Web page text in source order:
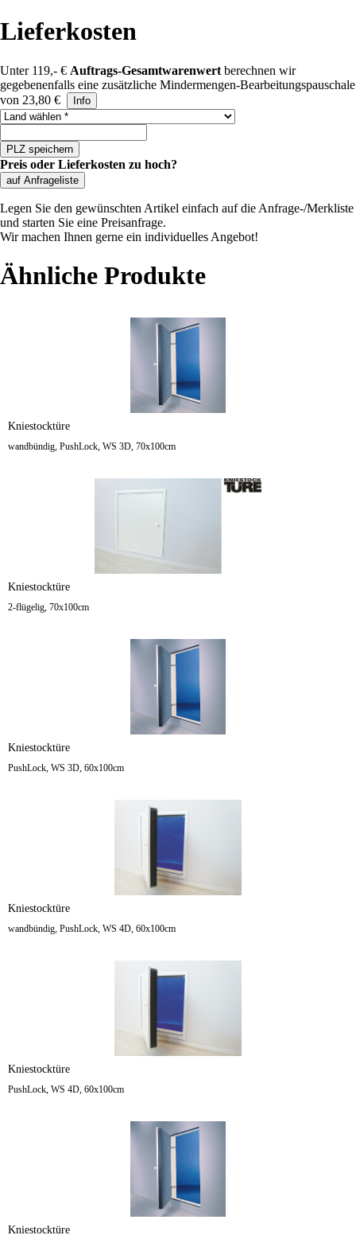
Lieferkosten
Unter 119,- € Auftrags-Gesamtwarenwert berechnen wir
gegebenenfalls eine zusätzliche Mindermengen-Bearbeitungspauschale
von 23,80 €
Info
Land auswählen
PLZ speichern
Preis oder Lieferkosten zu hoch?
auf Anfrageliste
Legen Sie den gewünschten Artikel einfach auf die Anfrage-/Merkliste
und starten Sie eine Preisanfrage.
Wir machen Ihnen gerne ein individuelles Angebot!
Ähnliche Produkte
Kniestocktüre
wandbündig, PushLock, WS 3D, 70x100cm
Kniestocktüre
2-flügelig, 70x100cm
Kniestocktüre
PushLock, WS 3D, 60x100cm
Kniestocktüre
wandbündig, PushLock, WS 4D, 60x100cm
Kniestocktüre
PushLock, WS 4D, 60x100cm
Kniestocktüre